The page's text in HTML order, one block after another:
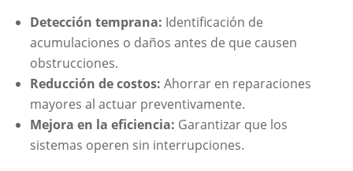
Detección temprana: Identificación de
acumulaciones o daños antes de que causen
obstrucciones.
Reducción de costos: Ahorrar en reparaciones
mayores al actuar preventivamente.
Mejora en la eficiencia: Garantizar que los
sistemas operen sin interrupciones.